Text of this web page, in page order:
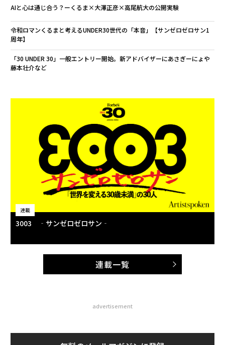
AIと心は通じ合う？ーくるま×大澤正彦×高尾航大の公開実験
令和ロマンくるまと考えるUNDER30世代の「本音」【サンゼロゼロサン1
周年】
「30 UNDER 30」一般エントリー開始。新アドバイザーにあさぎーにょや
藤本壮介など
連載
3003 ‐サンゼロゼロサン‐
連載一覧
advertisement